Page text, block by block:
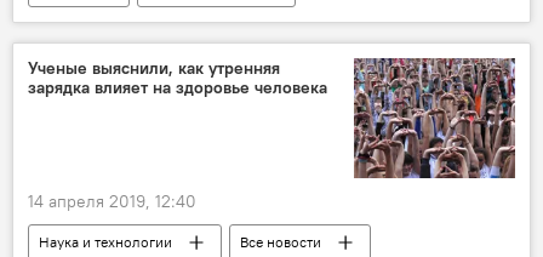
Ученые выяснили, как утренняя
зарядка влияет на здоровье человека
14 апреля 2019, 12:40
Наука и технологии Все новости